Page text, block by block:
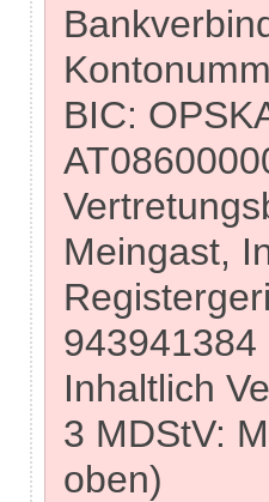
BIC:
Meingast,
943941384
Inhaltlich
3 MDStV:
oben)